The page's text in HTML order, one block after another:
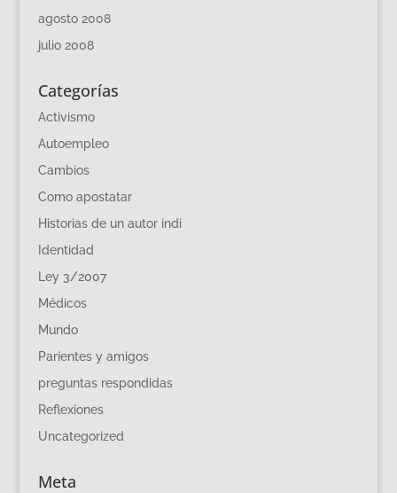
agosto 2008
julio 2008
Categorías
Activismo
Autoempleo
Cambios
Como apostatar
Historias de un autor indi
Identidad
Ley 3/2007
Médicos
Mundo
Parientes y amigos
preguntas respondidas
Reflexiones
Uncategorized
Meta